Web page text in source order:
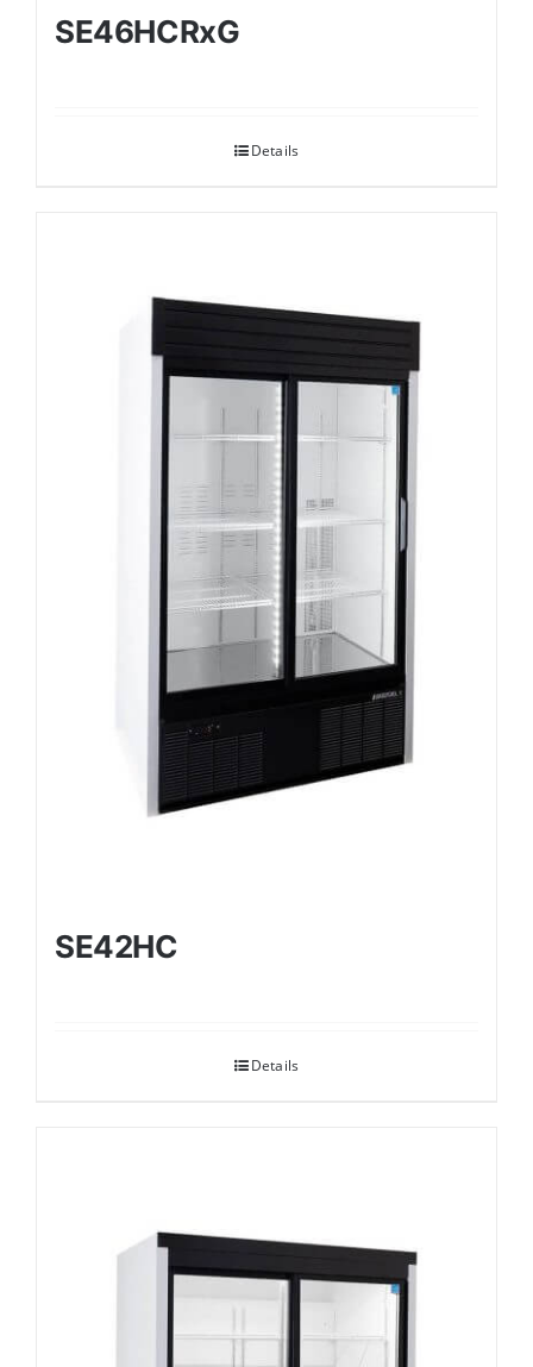
SE46HCRxG
Details
SE42HC
Details